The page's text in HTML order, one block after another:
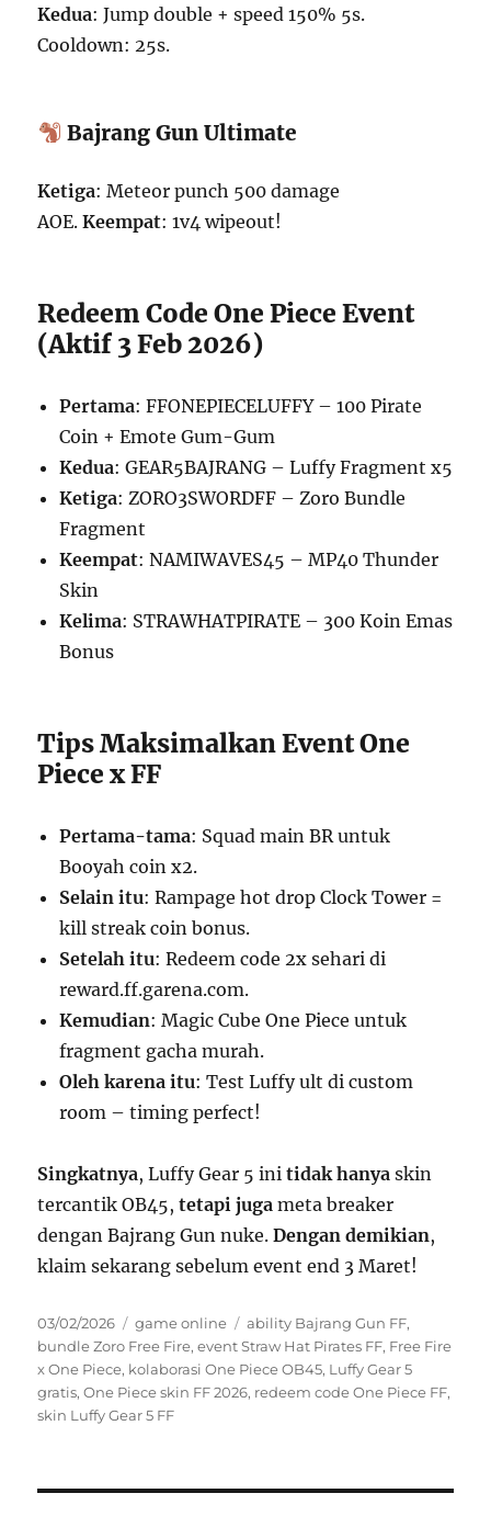
Kedua: Jump double + speed 150% 5s.
Cooldown: 25s.
Bajrang Gun Ultimate
Ketiga: Meteor punch 500 damage
AOE.Keempat: 1v4 wipeout!
Redeem Code One Piece Event
(Aktif 3 Feb 2026)
Pertama: FFONEPIECELUFFY – 100 Pirate
Coin + Emote Gum-Gum
Kedua: GEAR5BAJRANG – Luffy Fragment x5
Ketiga: ZORO3SWORDFF – Zoro Bundle
Fragment
Keempat: NAMIWAVES45 – MP40 Thunder
Skin
Kelima: STRAWHATPIRATE – 300 Koin Emas
Bonus
Tips Maksimalkan Event One
Piece x FF
Pertama-tama: Squad main BR untuk
Booyah coin x2.
Selain itu: Rampage hot drop Clock Tower =
kill streak coin bonus.
Setelah itu: Redeem code 2x sehari di
reward.ff.garena.com.
Kemudian: Magic Cube One Piece untuk
fragment gacha murah.
Oleh karena itu: Test Luffy ult di custom
room – timing perfect!
Singkatnya, Luffy Gear 5 initidak hanya skin
tercantik OB45,tetapi juga meta breaker
dengan Bajrang Gun nuke.Dengan demikian,
klaim sekarang sebelum event end 3 Maret!
Posted
on
03/02/2026 Categories
game online Tags
ability Bajrang Gun FF,
bundle Zoro Free Fire,event Straw Hat Pirates FF, Free Fire
x One Piece, kolaborasi One Piece OB45, Luffy Gear 5
gratis,One Piece skin FF 2026, redeem code One Piece FF,
skin Luffy Gear 5 FF